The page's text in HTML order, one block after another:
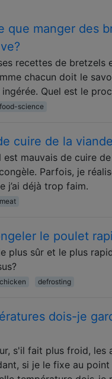
que manger des
recettes de bretzels
chacun doit le
Quel est le
food-science
cuire de la
est mauvais de cuire
Parfois, je
j’ai déjà trop faim.
meat
le poulet
plus sûr et le plus
chicken defrosting
dois-je
s'il fait plus froid,
si je le fixe au